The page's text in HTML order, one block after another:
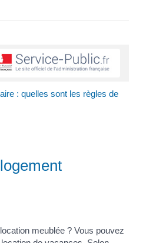
: quelles sont les règles de
meublée ? Vous pouvez